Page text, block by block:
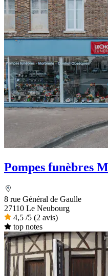
Pompes funèbres
8 rue Général de Gaulle
27110 Le Neubourg
4,5 /5 (2 avis)
top notes